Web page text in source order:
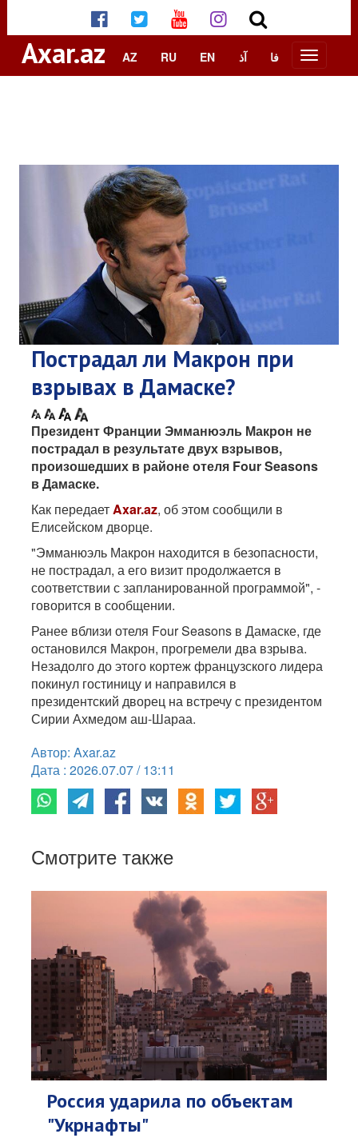
Axar.az AZ RU EN آذ فا
Пострадал ли Макрон при
взрывах в Дамаске?
Президент Франции Эмманюэль Макрон не
пострадал в результате двух взрывов,
произошедших в районе отеля Four Seasons
в Дамаске.
Как передаетAxar.az, об этом сообщили в
Елисейском дворце.
"Эмманюэль Макрон находится в безопасности,
не пострадал, а его визит продолжается в
соответствии с запланированной программой", -
говорится в сообщении.
Ранее вблизи отеля Four Seasons в Дамаске, где
остановился Макрон, прогремели два взрыва.
Незадолго до этого кортеж французского лидера
покинул гостиницу и направился в
президентский дворец на встречу с президентом
Сирии Ахмедом аш-Шараа.
Автор: Axar.az
Дата : 2026.07.07 / 13:11
Смотрите также
Россия ударила по объектам
"Укрнафты"